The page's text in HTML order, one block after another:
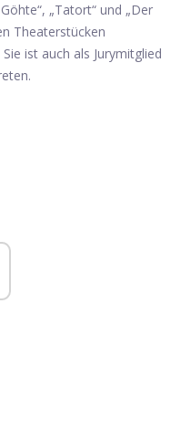
„Tatort“ und „Der
Theaterstücken
ist auch als Jurymitglied